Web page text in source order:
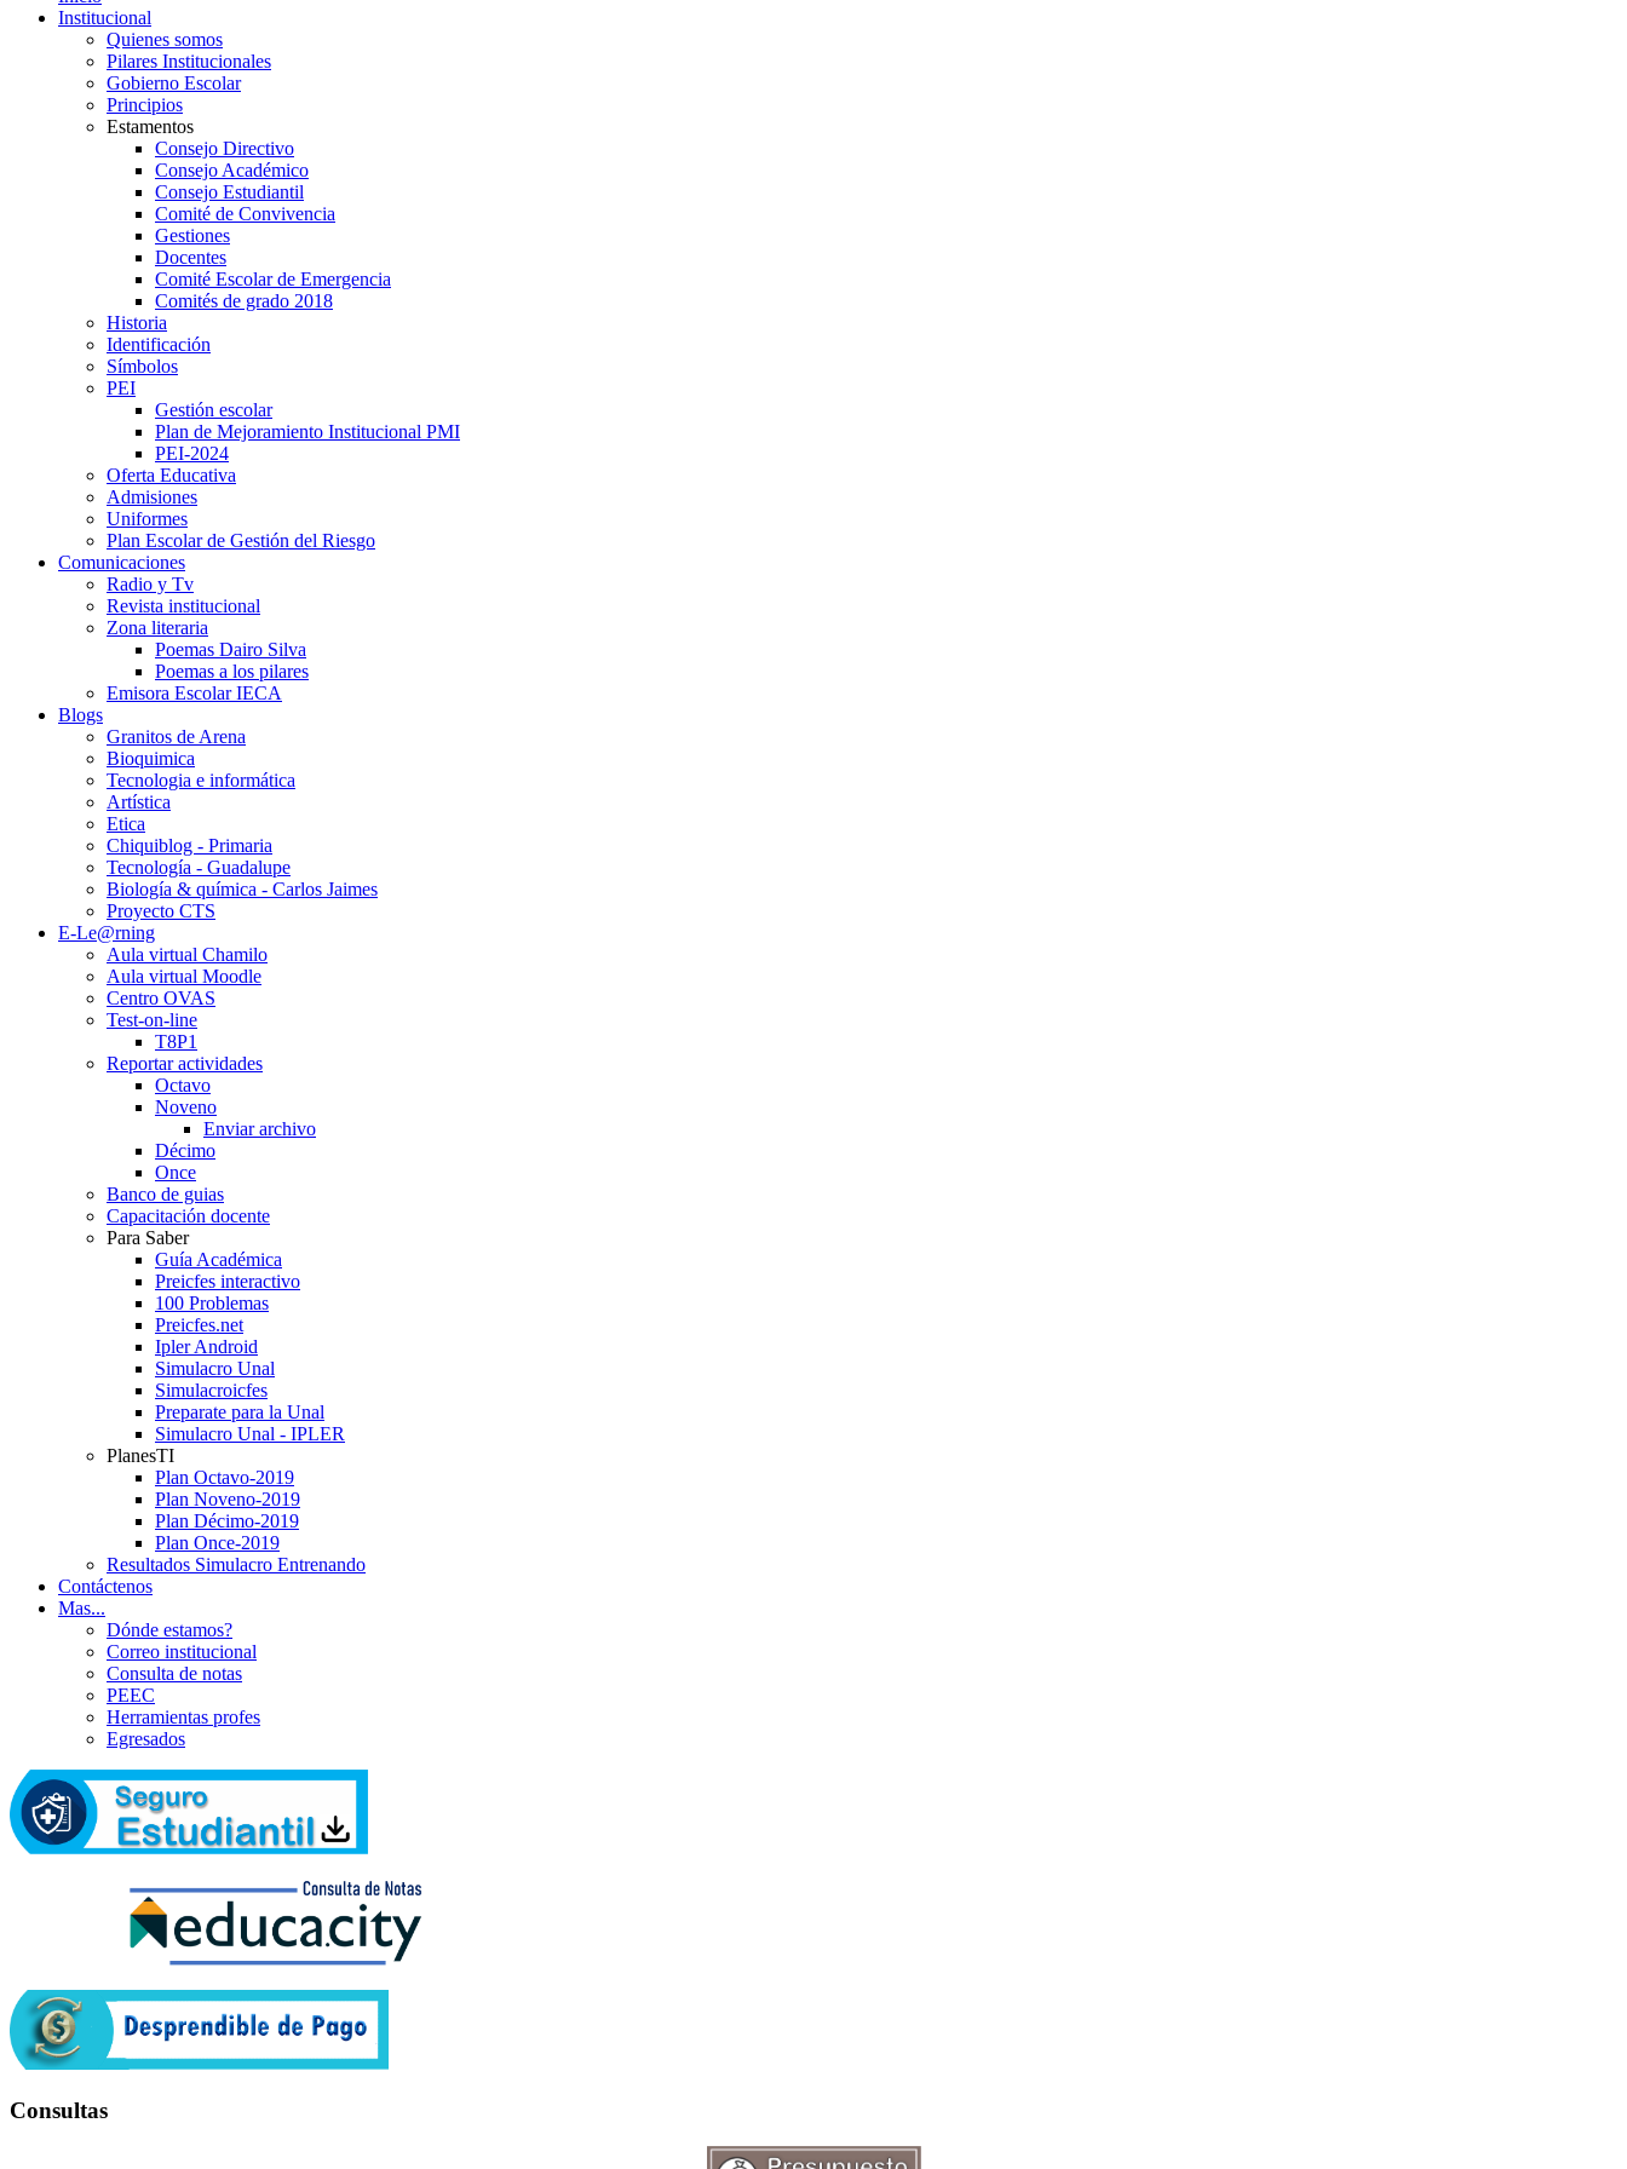
Institucional
Quienes somos
Pilares Institucionales
Gobierno Escolar
Principios
Estamentos
Consejo Directivo
Consejo Académico
Consejo Estudiantil
Comité de Convivencia
Gestiones
Docentes
Comité Escolar de Emergencia
Comités de grado 2018
Historia
Identificación
Símbolos
PEI
Gestión escolar
Plan de Mejoramiento Institucional PMI
PEI-2024
Oferta Educativa
Admisiones
Uniformes
Plan Escolar de Gestión del Riesgo
Comunicaciones
Radio y Tv
Revista institucional
Zona literaria
Poemas Dairo Silva
Poemas a los pilares
Emisora Escolar IECA
Blogs
Granitos de Arena
Bioquimica
Tecnologia e informática
Artística
Etica
Chiquiblog - Primaria
Tecnología - Guadalupe
Biología & química - Carlos Jaimes
Proyecto CTS
E-Le@rning
Aula virtual Chamilo
Aula virtual Moodle
Centro OVAS
Test-on-line
T8P1
Reportar actividades
Octavo
Noveno
Enviar archivo
Décimo
Once
Banco de guias
Capacitación docente
Para Saber
Guía Académica
Preicfes interactivo
100 Problemas
Preicfes.net
Ipler Android
Simulacro Unal
Simulacroicfes
Preparate para la Unal
Simulacro Unal - IPLER
PlanesTI
Plan Octavo-2019
Plan Noveno-2019
Plan Décimo-2019
Plan Once-2019
Resultados Simulacro Entrenando
Contáctenos
Mas...
Dónde estamos?
Correo institucional
Consulta de notas
PEEC
Herramientas profes
Egresados
Consultas